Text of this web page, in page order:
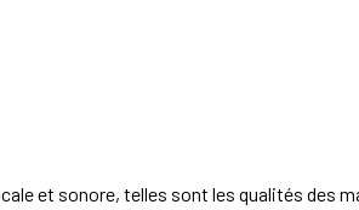
et sonore, telles sont les qualités des